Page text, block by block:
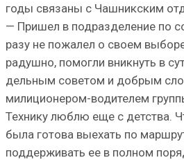
годы связаны с Чашникским
— Пришел в подразделение по
разу не пожалел о своем
радушно, помогли вникнуть в
дельным советом и добрым
милиционером-водителем
Технику люблю еще с детства.
была готова выехать по
поддерживать ее в полном